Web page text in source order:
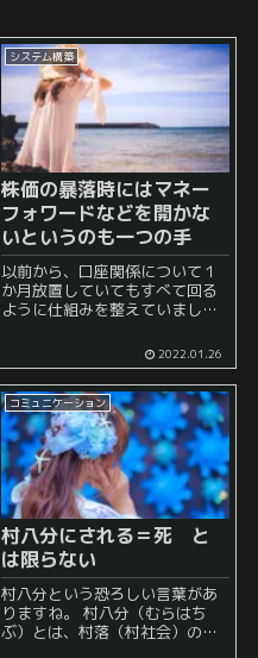
システム構築
株価の暴落時にはマネー
フォワードなどを開かな
いというのも一つの手
以前から、口座関係について１
か月放置していてもすべて回る
ように仕組みを整えていまし
ネーフォワードなどの家計簿ア
プリを毎日見なくても安心でき
るようになっています。 ところ
で、このマネーフ...
2022.01.26
コミュニケーション
村八分にされる＝死 と
は限らない
村八分という恐ろしい言葉があ
りますね。 村八分（むらはち
ぶ）とは、村落（村社会）の中